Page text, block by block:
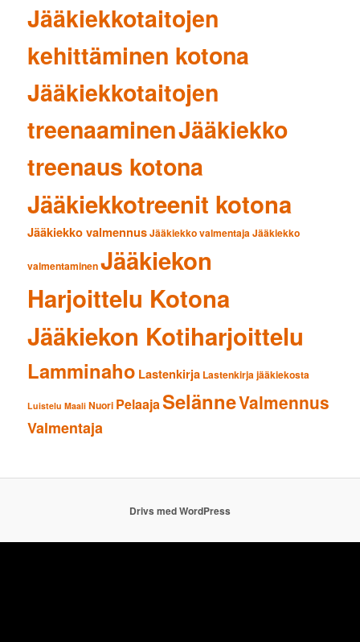
Jääkiekkotaitojen
kehittäminen kotona
Jääkiekkotaitojen
treenaaminenJääkiekko
treenaus kotona
Jääkiekkotreenit kotona
Jääkiekko valmennusJääkiekko valmentajaJääkiekko
valmentaminenJääkiekon
Harjoittelu Kotona
Jääkiekon Kotiharjoittelu
Lamminaho Lastenkirja Lastenkirja jääkiekosta
Luistelu Maali Nuori PelaajaSelänneValmennus
Valmentaja
Drivs med WordPress